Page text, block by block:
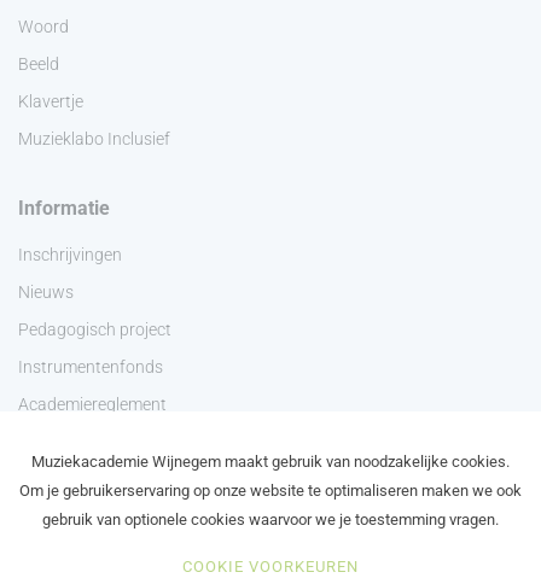
Woord
Beeld
Klavertje
Muzieklabo Inclusief
Informatie
Inschrijvingen
Nieuws
Pedagogisch project
Instrumentenfonds
Academiereglement
Muziekacademie Wijnegem maakt gebruik van noodzakelijke cookies.
Om je gebruikerservaring op onze website te optimaliseren maken we ook
gebruik van optionele cookies waarvoor we je toestemming vragen.
COOKIE VOORKEUREN